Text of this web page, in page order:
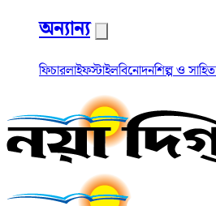
অন্যান্য
ফিচারলাইফস্টাইলবিনোদনশিল্প ও